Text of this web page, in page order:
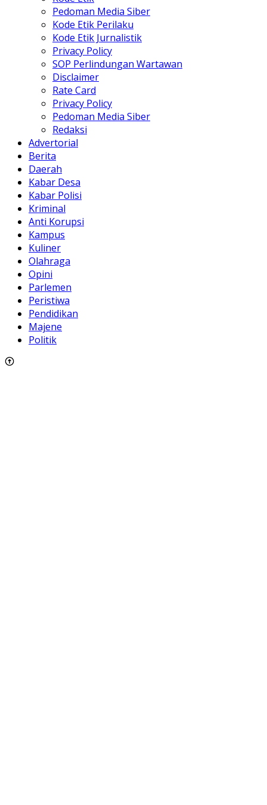
Pedoman Media Siber
Kode Etik Perilaku
Kode Etik Jurnalistik
Privacy Policy
SOP Perlindungan Wartawan
Disclaimer
Rate Card
Privacy Policy
Pedoman Media Siber
Redaksi
Advertorial
Berita
Daerah
Kabar Desa
Kabar Polisi
Kriminal
Anti Korupsi
Kampus
Kuliner
Olahraga
Opini
Parlemen
Peristiwa
Pendidikan
Majene
Politik